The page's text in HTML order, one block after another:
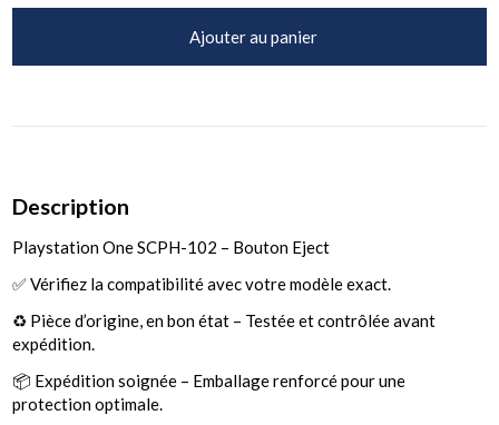
Ajouter au panier
Description
Playstation One SCPH-102 – Bouton Eject
✅ Vérifiez la compatibilité avec votre modèle exact.
♻️ Pièce d’origine, en bon état – Testée et contrôlée avant
expédition.
📦 Expédition soignée – Emballage renforcé pour une
protection optimale.